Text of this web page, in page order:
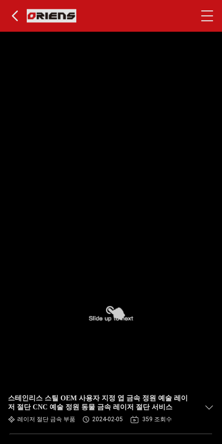
스테인리스 스틸 OEM 사용자 지정 엽 금속 정원 예술 레이
저 절단 CNC 예술 정원 동물 금속 레이저 절단 서비스
레이저 절단 금속 부품 2024-02-05 359 조회수